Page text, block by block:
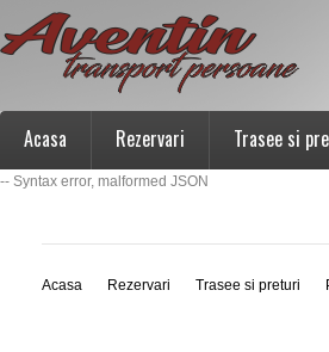
Acasa Rezervari Trasee si
-- Syntax error, malformed JSON
Acasa Rezervari Trasee si preturi